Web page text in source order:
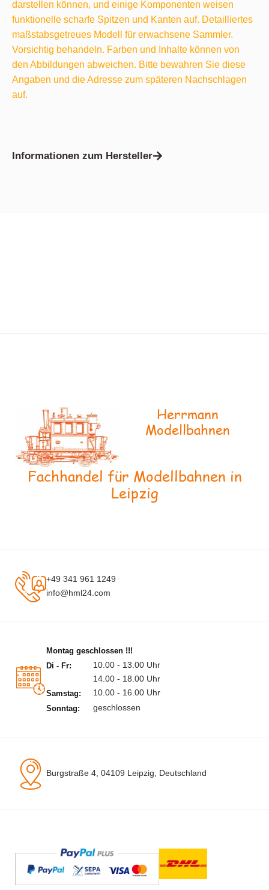
darstellen können, und einige Komponenten weisen
funktionelle scharfe Spitzen und Kanten auf. Detailliertes
maßstabsgetreues Modell für erwachsene Sammler.
Vorsichtig behandeln. Farben und Inhalte können von
den Abbildungen abweichen. Bitte bewahren Sie diese
Angaben und die Adresse zum späteren Nachschlagen
auf.
Informationen zum Hersteller
Herrmann
Modellbahnen
Fachhandel für Modellbahnen in
Leipzig
+49 341 961 1249
info@hml24.com
Montag geschlossen !!!
Di - Fr:
10.00 - 13.00 Uhr
14.00 - 18.00 Uhr
Samstag: 10.00 - 16.00 Uhr
Sonntag: geschlossen
Burgstraße 4, 04109 Leipzig, Deutschland